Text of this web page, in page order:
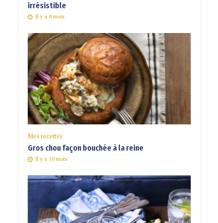
irrésistible
Il y a 8 mois
Mes recettes
Gros chou façon bouchée à la reine
Il y a 10 mois